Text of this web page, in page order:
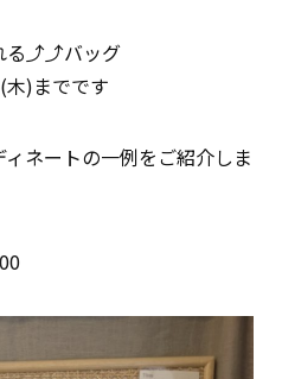
る⤴︎⤴︎バッグ
)までです
ネートの一例をご紹介しま